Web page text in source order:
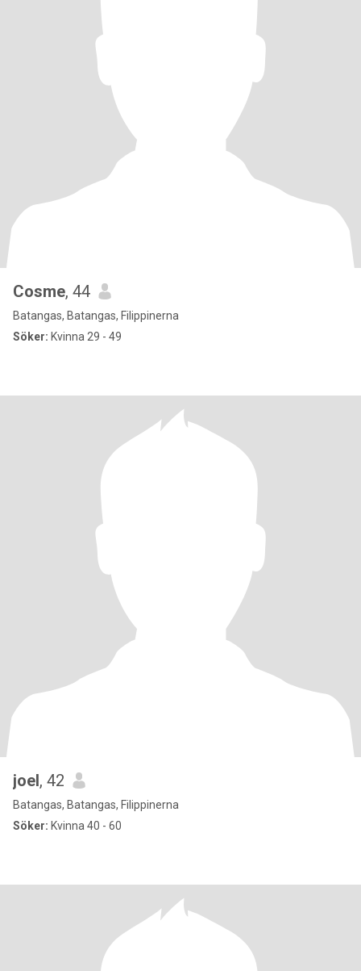
Cosme, 44
Batangas, Batangas, Filippinerna
Söker: Kvinna 29 - 49
joel, 42
Batangas, Batangas, Filippinerna
Söker: Kvinna 40 - 60